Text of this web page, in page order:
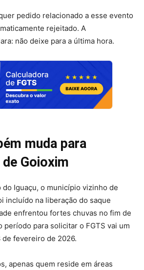
pedido relacionado a esse evento
rejeitado. A
não deixe para a última hora.
muda para
Goioxim
do Iguaçu, o município vizinho de
incluído na liberação do saque
enfrentou fortes chuvas no fim de
período para solicitar o FGTS vai um
de fevereiro de 2026.
apenas quem reside em áreas